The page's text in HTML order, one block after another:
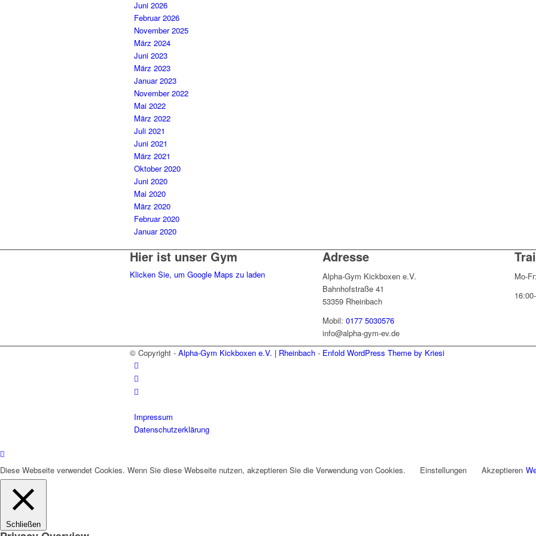
Juni 2026
Februar 2026
November 2025
März 2024
Juni 2023
März 2023
Januar 2023
November 2022
Mai 2022
März 2022
Juli 2021
Juni 2021
März 2021
Oktober 2020
Juni 2020
Mai 2020
März 2020
Februar 2020
Januar 2020
Hier ist unser Gym
Klicken Sie, um Google Maps zu laden
Adresse
Alpha-Gym Kickboxen e.V.
Bahnhofstraße 41
53359 Rheinbach
Mobil: 0177 5030576
info@alpha-gym-ev.de
Mo-Fr:
© Copyright - Alpha-Gym Kickboxen e.V. | Rheinbach - Enfold WordPress Theme by Kriesi
Impressum
Datenschutzerklärung
Diese Webseite verwendet Cookies. Wenn Sie diese Webseite nutzen, akzeptieren Sie die Verwendung von Cookies. Einstellungen Akzeptieren
Schließen